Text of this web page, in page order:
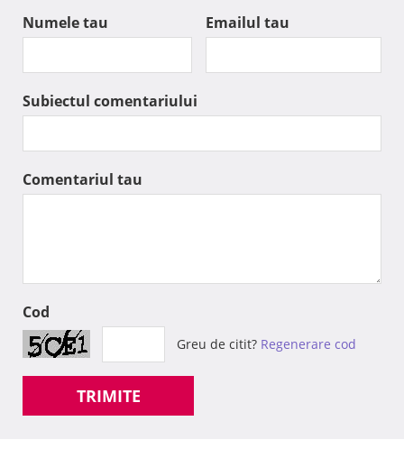
Numele tau Emailul tau
Subiectul comentariului
Comentariul tau
Cod
Greu de citit? Regenerare cod
TRIMITE